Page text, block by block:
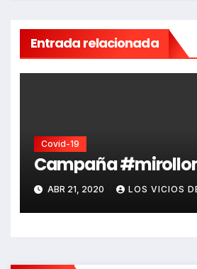
Entrada relacionada
Covid-19
Campaña
ABR 21, 2020 LOS VICIOS